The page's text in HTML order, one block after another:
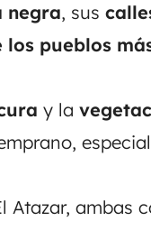
negra, sus
los pueblos
y la
Atazar, ambas